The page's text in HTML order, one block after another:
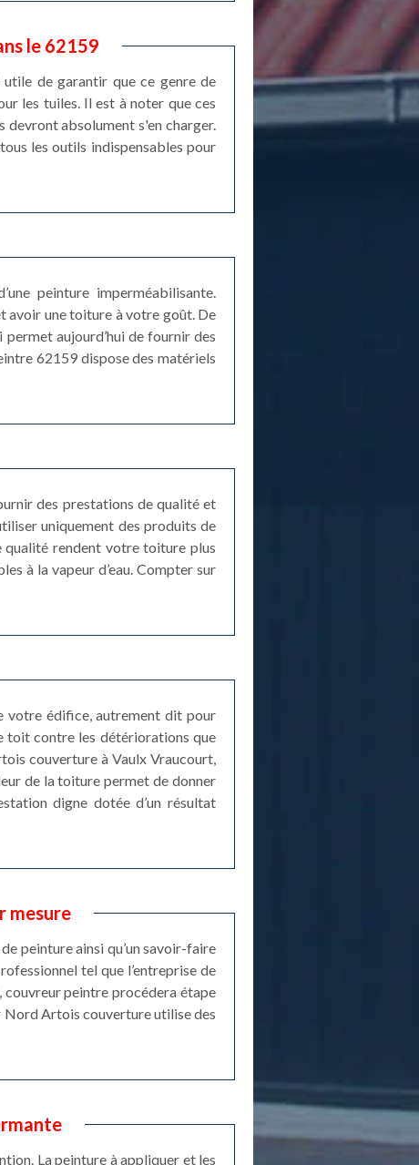
le 62159
de garantir que ce genre de
les tuiles. Il est à noter que ces
absolument s'en charger.
les outils indispensables pour
peinture imperméabilisante.
avoir une toiture à votre goût. De
aujourd’hui de fournir des
62159 dispose des matériels
des prestations de qualité et
uniquement des produits de
qualité rendent votre toiture plus
à la vapeur d’eau. Compter sur
votre édifice, autrement dit pour
toit contre les détériorations que
couverture à Vaulx Vraucourt,
de la toiture permet de donner
digne dotée d’un résultat
mesure
peinture ainsi qu’un savoir-faire
tel que l’entreprise de
peintre procédera étape
Nord Artois couverture utilise des
La peinture à appliquer et les